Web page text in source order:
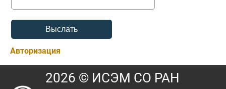
Авторизация
2026 © ИСЭМ СО РАН